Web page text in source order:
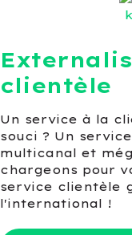
clientèle
Un service à la
souci ? Un
multicanal et
chargeons pour
service clientèle
l'international !